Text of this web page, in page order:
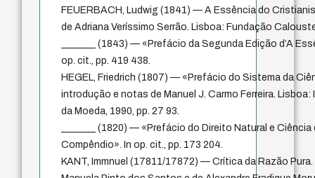
FEUERBACH, Ludwig (1841) — A Essência do
de Adriana Veríssimo Serrão. Lisboa: Fundação
_______ (1843) — «Prefácio da Segunda Edição d’A
op. cit., pp. 419 438.
HEGEL, Friedrich (1807) — «Prefácio do Sistema da
introdução e notas de Manuel J. Carmo Ferreira.
da Moeda, 1990, pp. 27 93.
_______ (1820) — «Prefácio do Direito Natural e
Compêndio». In op. cit., pp. 173 204.
KANT, Immnuel (17811/17872) — Crítica da Razão Pura.